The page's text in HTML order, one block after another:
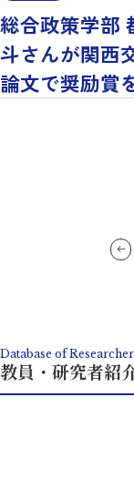
総合政策学部
斗さんが関西
論文で奨励賞
Database of
教員・研究者紹